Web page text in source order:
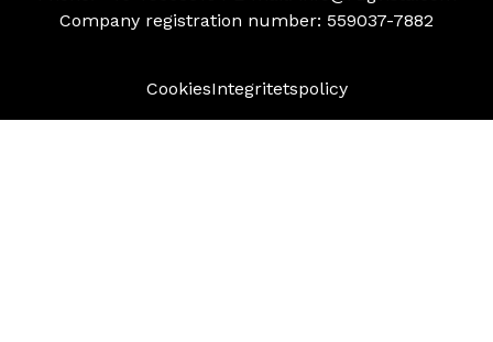
Company registration number: 559037-7882
CookiesIntegritetspolicy